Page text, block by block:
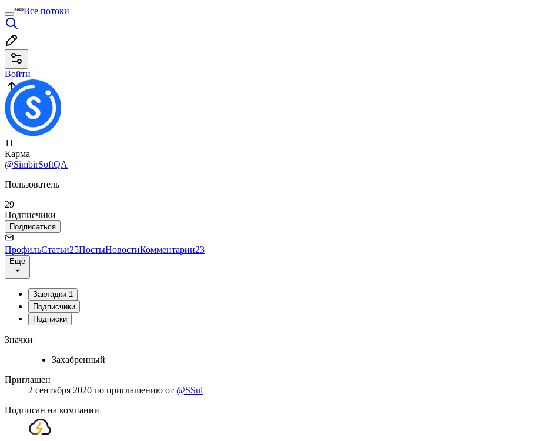
Все потоки
Войти
11
Карма
@SimbirSoftQA
Пользователь
29
Подписчики
Подписаться
ПрофильСтатьи25ПостыНовостиКомментарии23
Ещё
Закладки 1
Подписчики
Подписки
Значки
Захабренный
Приглашен
2 сентября 2020 по приглашению от @SSul
Подписан на компании